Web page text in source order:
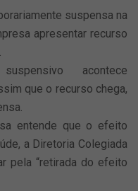
suspensa na
apresentar recurso
acontece
que o recurso chega,
entende que o efeito
a Diretoria Colegiada
pela “retirada do efeito